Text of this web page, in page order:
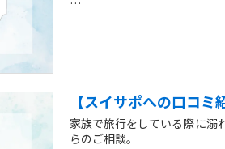
【スイサポへの口コ
家族で旅行をしている際に溺
らのご相談。